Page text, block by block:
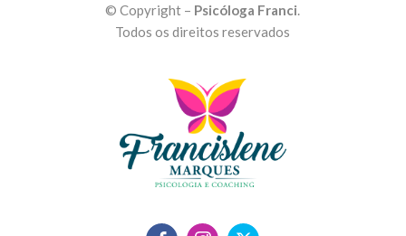
© Copyright – Psicóloga Franci.
Todos os direitos reservados